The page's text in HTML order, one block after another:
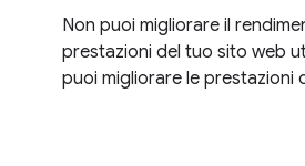
Non puoi migliorare il
prestazioni del tuo sito web
puoi migliorare le prestazioni